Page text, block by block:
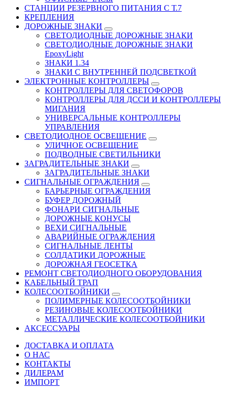
СТАНЦИИ РЕЗЕРВНОГО ПИТАНИЯ С Т.7
КРЕПЛЕНИЯ
ДОРОЖНЫЕ ЗНАКИ
СВЕТОДИОДНЫЕ ДОРОЖНЫЕ ЗНАКИ
СВЕТОДИОДНЫЕ ДОРОЖНЫЕ ЗНАКИ
EpoxyLight
ЗНАКИ 1.34
ЗНАКИ С ВНУТРЕННЕЙ ПОДСВЕТКОЙ
ЭЛЕКТРОННЫЕ КОНТРОЛЛЕРЫ
КОНТРОЛЛЕРЫ ДЛЯ СВЕТОФОРОВ
КОНТРОЛЛЕРЫ ДЛЯ ДССИ И КОНТРОЛЛЕРЫ
МИГАНИЯ
УНИВЕРСАЛЬНЫЕ КОНТРОЛЛЕРЫ
УПРАВЛЕНИЯ
СВЕТОДИОДНОЕ ОСВЕЩЕНИЕ
УЛИЧНОЕ ОСВЕЩЕНИЕ
ПОДВОДНЫЕ СВЕТИЛЬНИКИ
ЗАГРАДИТЕЛЬНЫЕ ЗНАКИ
ЗАГРАДИТЕЛЬНЫЕ ЗНАКИ
СИГНАЛЬНЫЕ ОГРАЖДЕНИЯ
БАРЬЕРНЫЕ ОГРАЖДЕНИЯ
БУФЕР ДОРОЖНЫЙ
ФОНАРИ СИГНАЛЬНЫЕ
ДОРОЖНЫЕ КОНУСЫ
ВЕХИ СИГНАЛЬНЫЕ
АВАРИЙНЫЕ ОГРАЖДЕНИЯ
СИГНАЛЬНЫЕ ЛЕНТЫ
СОЛДАТИКИ ДОРОЖНЫЕ
ДОРОЖНАЯ ГЕОСЕТКА
РЕМОНТ СВЕТОДИОДНОГО ОБОРУДОВАНИЯ
КАБЕЛЬНЫЙ ТРАП
КОЛЕСООТБОЙНИКИ
ПОЛИМЕРНЫЕ КОЛЕСООТБОЙНИКИ
РЕЗИНОВЫЕ КОЛЕСООТБОЙНИКИ
МЕТАЛЛИЧЕСКИЕ КОЛЕСООТБОЙНИКИ
АКСЕССУАРЫ
ДОСТАВКА И ОПЛАТА
О НАС
КОНТАКТЫ
ДИЛЕРАМ
ИМПОРТ